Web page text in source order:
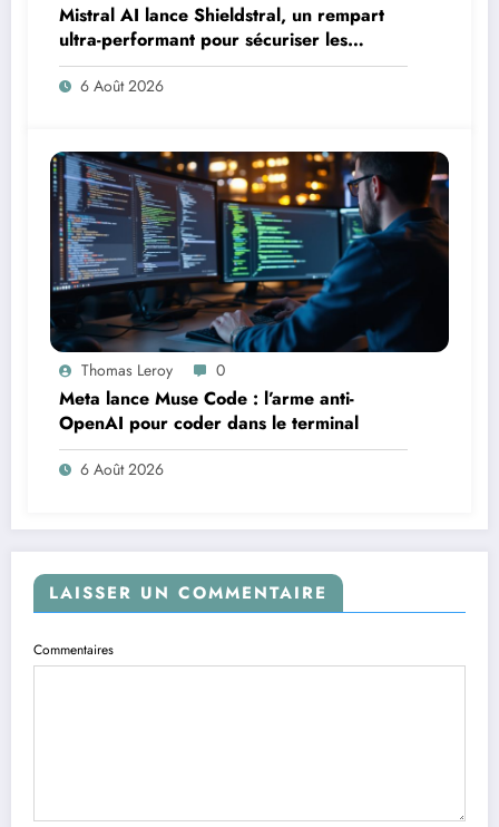
Mistral AI lance Shieldstral, un rempart
ultra-performant pour sécuriser les
contenus
6 Août 2026
Thomas Leroy 0
Meta lance Muse Code : l’arme anti-
OpenAI pour coder dans le terminal
6 Août 2026
LAISSER UN COMMENTAIRE
Commentaires